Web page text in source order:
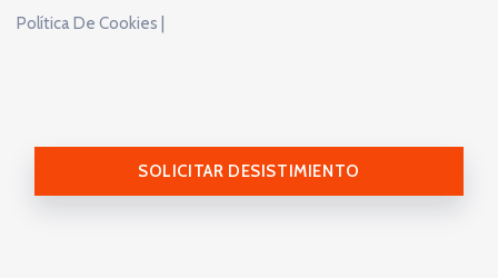
Política De Cookies |
SOLICITAR DESISTIMIENTO